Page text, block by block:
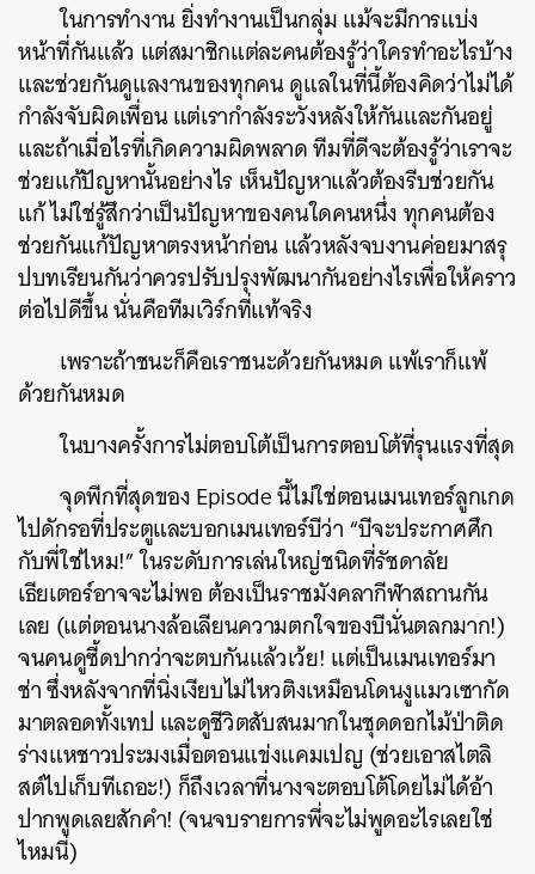
ในการทำงาน ยิ่งทำงานเป็นกลุ่ม แม้จะมีการแบ่ง
หน้าที่กันแล้ว แต่สมาชิกแต่ละคนต้องรู้ว่าใครทำอะไรบ้าง
และช่วยกันดูแลงานของทุกคน ดูแลในที่นี้ต้องคิดว่าไม่ได้
กำลังจับผิดเพื่อน แต่เรากำลังระวังหลังให้กันและกันอยู่
และถ้าเมื่อไรที่เกิดความผิดพลาด ทีมที่ดีจะต้องรู้ว่าเราจะ
ช่วยแก้ปัญหานั้นอย่างไร เห็นปัญหาแล้วต้องรีบช่วยกัน
แก้ ไม่ใช่รู้สึกว่าเป็นปัญหาของคนใดคนหนึ่ง ทุกคนต้อง
ช่วยกันแก้ปัญหาตรงหน้าก่อน แล้วหลังจบงานค่อยมาสรุ
ปบทเรียนกันว่าควรปรับปรุงพัฒนากันอย่างไรเพื่อให้คราว
ต่อไปดีขึ้น นั่นคือทีมเวิร์กที่แท้จริง
เพราะถ้าชนะก็คือเราชนะด้วยกันหมด แพ้เราก็แพ้
ด้วยกันหมด
ในบางครั้งการไม่ตอบโต้เป็นการตอบโต้ที่รุนแรงที่สุด
จุดพีกที่สุดของ Episode นี้ไม่ใช่ตอนเมนเทอร์ลูกเกด
ไปดักรอที่ประตูและบอกเมนเทอร์บีว่า “บีจะประกาศศึก
กับพี่ใช่ไหม!” ในระดับการเล่นใหญ่ชนิดที่รัชดาลัย
เธียเตอร์อาจจะไม่พอ ต้องเป็นราชมังคลากีฬาสถานกัน
เลย (แต่ตอนนางล้อเลียนความตกใจของบีนั่นตลกมาก!)
จนคนดูซี้ดปากว่าจะตบกันแล้วเว้ย! แต่เป็นเมนเทอร์มา
ช่า ซึ่งหลังจากที่นิ่งเงียบไม่ไหวติงเหมือนโดนงูแมวเซากัด
มาตลอดทั้งเทป และดูชีวิตสับสนมากในชุดดอกไม้ป่าติด
ร่างแหชาวประมงเมื่อตอนแข่งแคมเปญ (ช่วยเอาสไตลิ
สต์ไปเก็บทีเถอะ!) ก็ถึงเวลาที่นางจะตอบโต้โดยไม่ได้อ้า
ปากพูดเลยสักคำ! (จนจบรายการพี่จะไม่พูดอะไรเลยใช่
ไหมนี่)